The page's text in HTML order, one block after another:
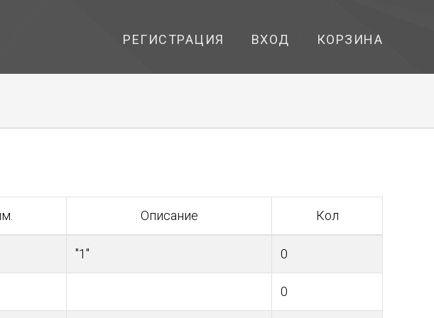
РЕГИСТРАЦИЯ ВХОД КОРЗИНА
Описание Кол
"1" 0
0